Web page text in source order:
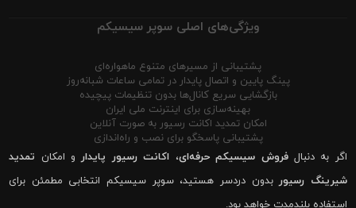
ویژگی‌های اصلی سوپر سیسیکم
پشتیبانی از مسیرهای متنوع ماهواره‌ای
پینگ پایین و اتصال پایدار در تمامی ساعات شبانه‌روز
بازگشایی سریع کانال‌ها بدون تنظیمات پیچیده
بهینه‌سازی برای اینترنت ملی ایران
امکان تمدید اکانت رسیور به صورت آنلاین
پشتیبانی پاسخگو برای نصب و راه‌اندازی
اگر به دنبالفروش سیسیکم حرفه‌ای، اکانت رسیور پایدارو امکان تمدید
شیرینگ رسیوربدون دردسر هستید، سوپر سیسیکم انتخابی مطمئن برای
استفاده بلندمدت خواهد بود.